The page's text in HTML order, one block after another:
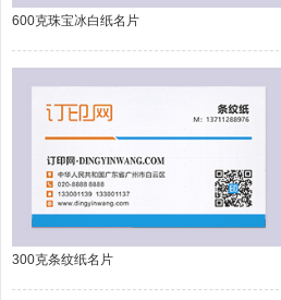
600克珠宝冰白纸名片
300克条纹纸名片